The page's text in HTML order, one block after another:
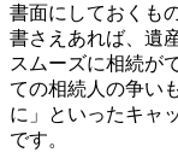
書面にしておくも
書さえあれば、遺
スムーズに相続が
ての相続人の争い
に」といったキャ
です。